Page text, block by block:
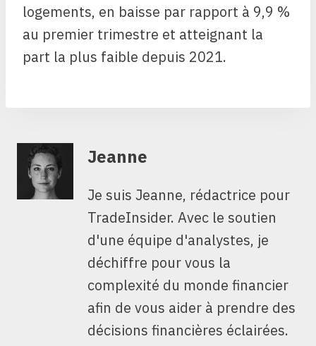
logements, en baisse par rapport à 9,9 %
au premier trimestre et atteignant la
part la plus faible depuis 2021.
Jeanne
Je suis Jeanne, rédactrice pour
TradeInsider. Avec le soutien
d'une équipe d'analystes, je
déchiffre pour vous la
complexité du monde financier
afin de vous aider à prendre des
décisions financières éclairées.